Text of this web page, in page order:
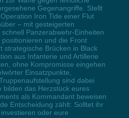
Gegenangriffe. Stellt
Iron Tide einer Flut
– mit gesteigerten
Panzerabwehr-Einheiten
und die Front
strategische Brücken in Black
aus Infanterie und Artillerie
ohne Kompromisse eingehen
Einsatzpunkte,
sind dabei
bilden das Herzstück eures
als Kommandant beweisen
Entscheidung zählt: Solltet ihr
oder eure